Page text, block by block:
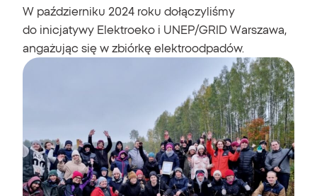
W październiku 2024 roku dołączyliśmy
do inicjatywy Elektroeko i UNEP/GRID Warszawa,
angażując się w zbiórkę elektroodpadów.